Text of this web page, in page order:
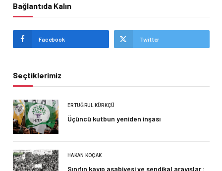
Bağlantıda Kalın
Facebook Twitter
Seçtiklerimiz
ERTUĞRUL KÜRKÇÜ
Üçüncü kutbun yeniden inşası
HAKAN KOÇAK
Sınıfın kayıp asabiyesi ve sendikal arayışlar :